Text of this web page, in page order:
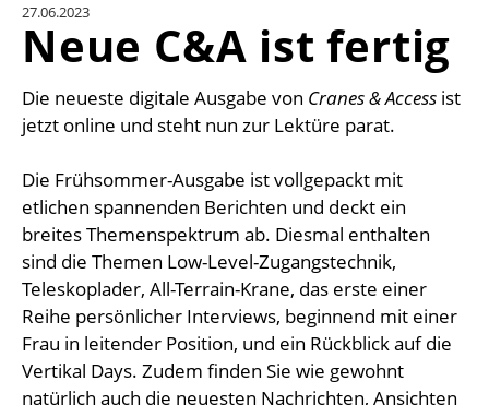
EINHEITENKONVERTER
KONTAKT
27.06.2023
Neue C&A ist fertig
Die neueste digitale Ausgabe von Cranes & Access ist
jetzt online und steht nun zur Lektüre parat.
Die Frühsommer-Ausgabe ist vollgepackt mit
etlichen spannenden Berichten und deckt ein
breites Themenspektrum ab. Diesmal enthalten
sind die Themen Low-Level-Zugangstechnik,
Teleskoplader, All-Terrain-Krane, das erste einer
Reihe persönlicher Interviews, beginnend mit einer
Frau in leitender Position, und ein Rückblick auf die
Vertikal Days. Zudem finden Sie wie gewohnt
natürlich auch die neuesten Nachrichten, Ansichten